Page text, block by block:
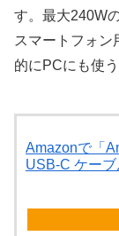
す。最大240W
スマートフォン
的にPCにも使
Amazonで「
USB-C ケー